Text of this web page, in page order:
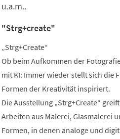
u.a.m..
"Strg+create"
„Strg+Create“
Ob beim Aufkommen der
mit KI: Immer wieder stellt sich die
Formen der Kreativität inspiriert.
Die Ausstellung „Strg+Create“
Arbeiten aus Malerei, Glasmalerei
Formen, in denen analoge und